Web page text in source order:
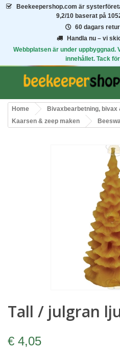
Beekeepershop.com är
9,2/10 baserat på
60 dagars
Handla nu – vi
Webbplatsen är under
innehållet. Tack
Home
Bivaxbearbetning,
Kaarsen & zeep maken
Tall / julgran
€ 4,05